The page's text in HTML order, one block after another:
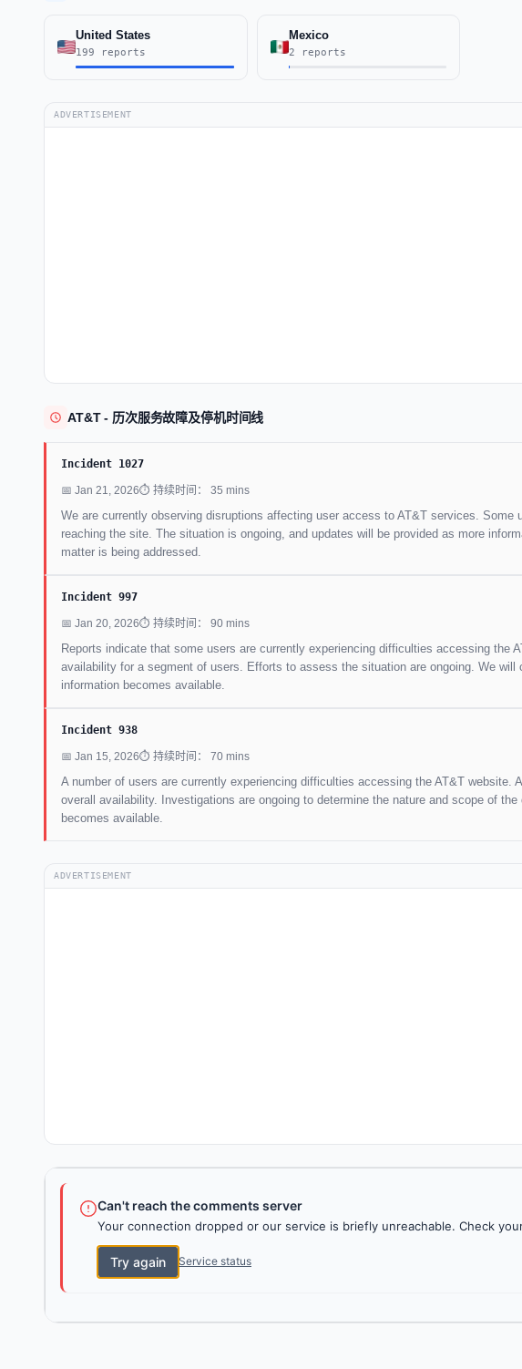
United States
199 reports
Mexico
2 reports
ADVERTISEMENT
AT&T - 历次服务故障及停机时间线
Incident 1027
📅 Jan 21, 2026⏱ 持续时间： 35 mins
We are currently observing disruptions affecting user access to AT&T services.
reaching the site. The situation is ongoing, and updates will be provided as more
matter is being addressed.
Incident 997
📅 Jan 20, 2026⏱ 持续时间： 90 mins
Reports indicate that some users are currently experiencing difficulties accessing the
availability for a segment of users. Efforts to assess the situation are ongoing. We
information becomes available.
Incident 938
📅 Jan 15, 2026⏱ 持续时间： 70 mins
A number of users are currently experiencing difficulties accessing the AT&T website.
overall availability. Investigations are ongoing to determine the nature and scope of
becomes available.
ADVERTISEMENT
Can't reach the comments server
Your connection dropped or our service is briefly unreachable. Check
Try again Service status